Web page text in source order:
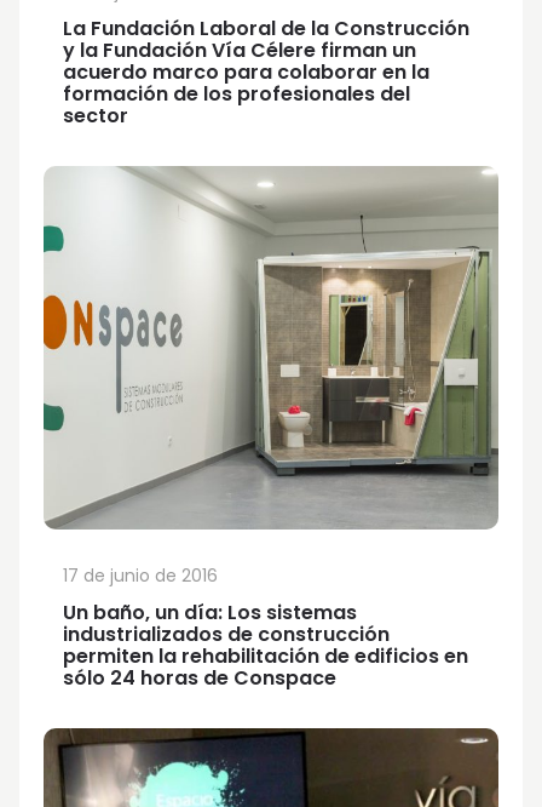
La Fundación Laboral de la Construcción
y la Fundación Vía Célere firman un
acuerdo marco para colaborar en la
formación de los profesionales del
sector
Un baño, un día: Los sistemas
industrializados de construcción
permiten la rehabilitación de edificios en
sólo 24 horas de Conspace
17 de junio de 2016